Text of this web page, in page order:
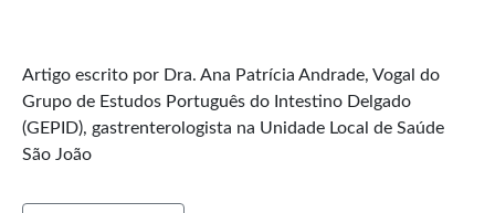
Artigo escrito por Dra. Ana Patrícia Andrade, Vogal do
Grupo de Estudos Português do Intestino Delgado
(GEPID), gastrenterologista na Unidade Local de Saúde
São João